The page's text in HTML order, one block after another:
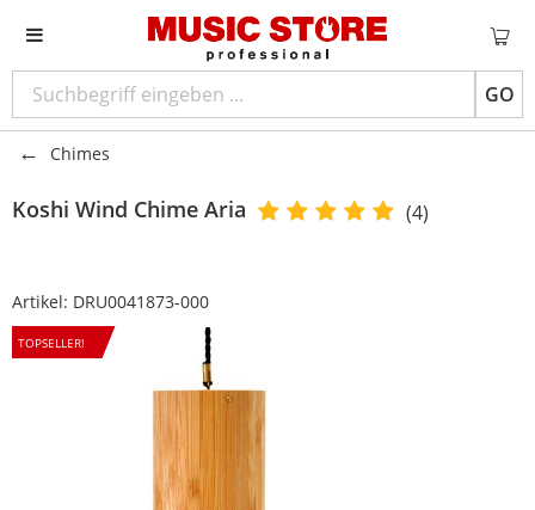
GO
Chimes
Koshi Wind Chime Aria (4)
Artikel: DRU0041873-000
TOPSELLER!